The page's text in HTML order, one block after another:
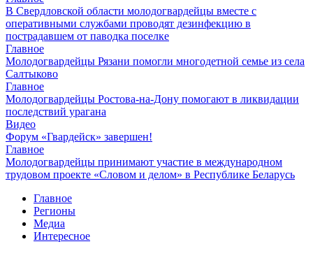
В Свердловской области молодогвардейцы вместе с
оперативными службами проводят дезинфекцию в
пострадавшем от паводка поселке
Главное
Молодогвардейцы Рязани помогли многодетной семье из села
Салтыково
Главное
Молодогвардейцы Ростова-на-Дону помогают в ликвидации
последствий урагана
Видео
Форум «Гвардейск» завершен!
Главное
Молодогвардейцы принимают участие в международном
трудовом проекте «Словом и делом» в Республике Беларусь
Главное
Регионы
Медиа
Интересное